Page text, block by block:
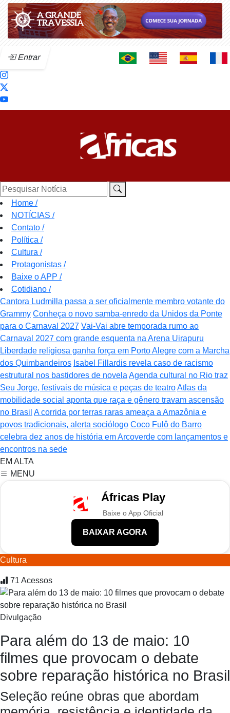
Entrar
Pesquisar Notícia
Home /
NOTÍCIAS /
Contato /
Política /
Cultura /
Protagonistas /
Baixe o APP /
Cotidiano /
Cantora Ludmilla passa a ser oficialmente membro votante do
Grammy Conheça o novo samba-enredo da Unidos da Ponte
para o Carnaval 2027 Vai-Vai abre temporada rumo ao
Carnaval 2027 com grande esquenta na Arena Uirapuru
Liberdade religiosa ganha força em Porto Alegre com a Marcha
dos Quimbandeiros Isabel Fillardis revela caso de racismo
estrutural nos bastidores de novelaAgenda cultural no Rio traz
Seu Jorge, festivais de música e peças de teatroAtlas da
mobilidade social aponta que raça e gênero travam ascensão
no Brasil A corrida por terras raras ameaça a Amazônia e
povos tradicionais, alerta sociólogo Coco Fulô do Barro
celebra dez anos de história em Arcoverde com lançamentos e
encontros na sede
EM ALTA
MENU
Áfricas Play
Baixe o App Oficial
BAIXAR AGORA
Cultura
71Acessos
Divulgação
Para além do 13 de maio: 10
filmes que provocam o debate
sobre reparação histórica no Brasil
Seleção reúne obras que abordam